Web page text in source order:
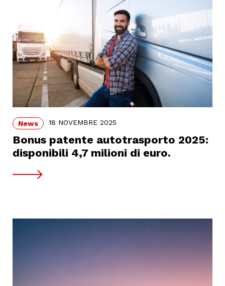
News 18 NOVEMBRE 2025
Bonus patente autotrasporto 2025:
disponibili 4,7 milioni di euro.